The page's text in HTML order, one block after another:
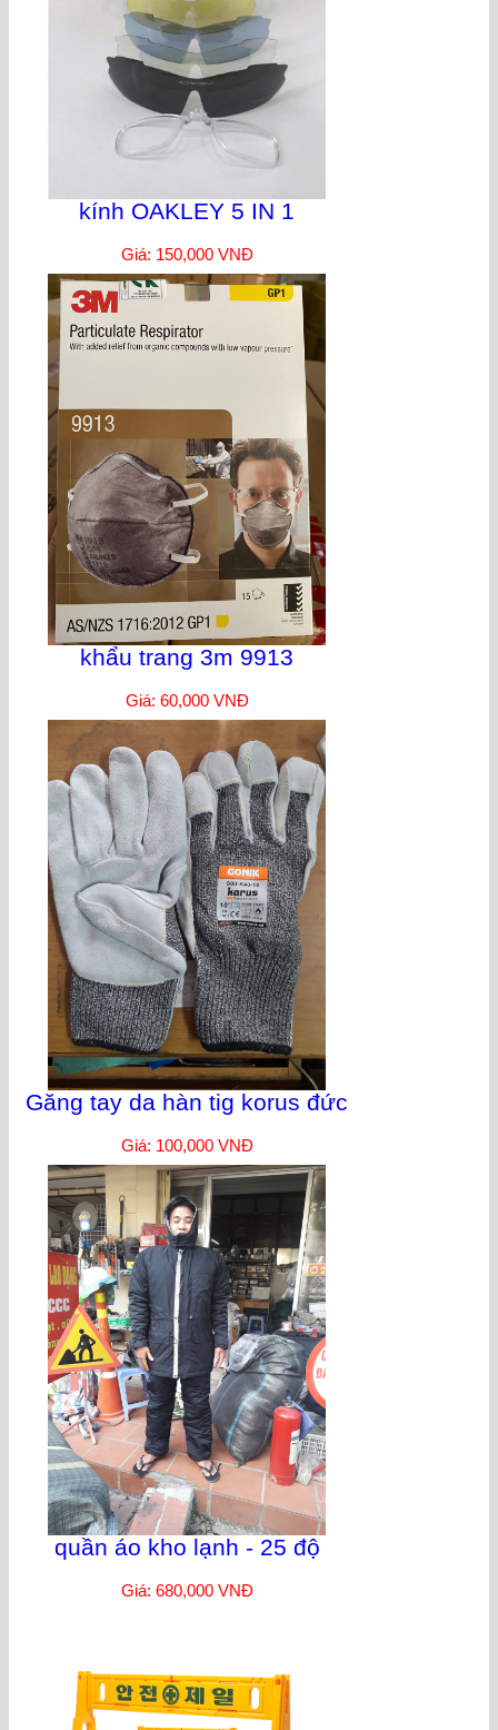
kính OAKLEY 5 IN 1
Giá: 150,000 VNĐ
khẩu trang 3m 9913
Giá: 60,000 VNĐ
Găng tay da hàn tig korus đức
Giá: 100,000 VNĐ
quần áo kho lạnh - 25 độ
Giá: 680,000 VNĐ